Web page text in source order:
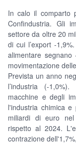
In calo il comparto
Confindustria. Gli
settore da oltre 20
di cui l’export -
alimentare
movimentazione
Prevista un anno
l’industria (-
macchine e degli
l'industria chimica
miliardi di euro nel
rispetto al 2024.
contrazione